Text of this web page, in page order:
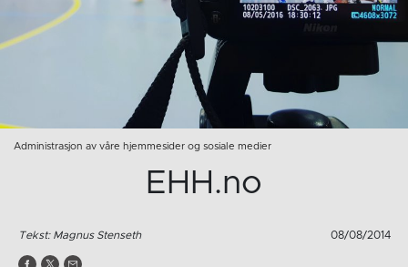
Administrasjon av våre hjemmesider og sosiale medier
EHH.no
Tekst: Magnus Stenseth 08/08/2014